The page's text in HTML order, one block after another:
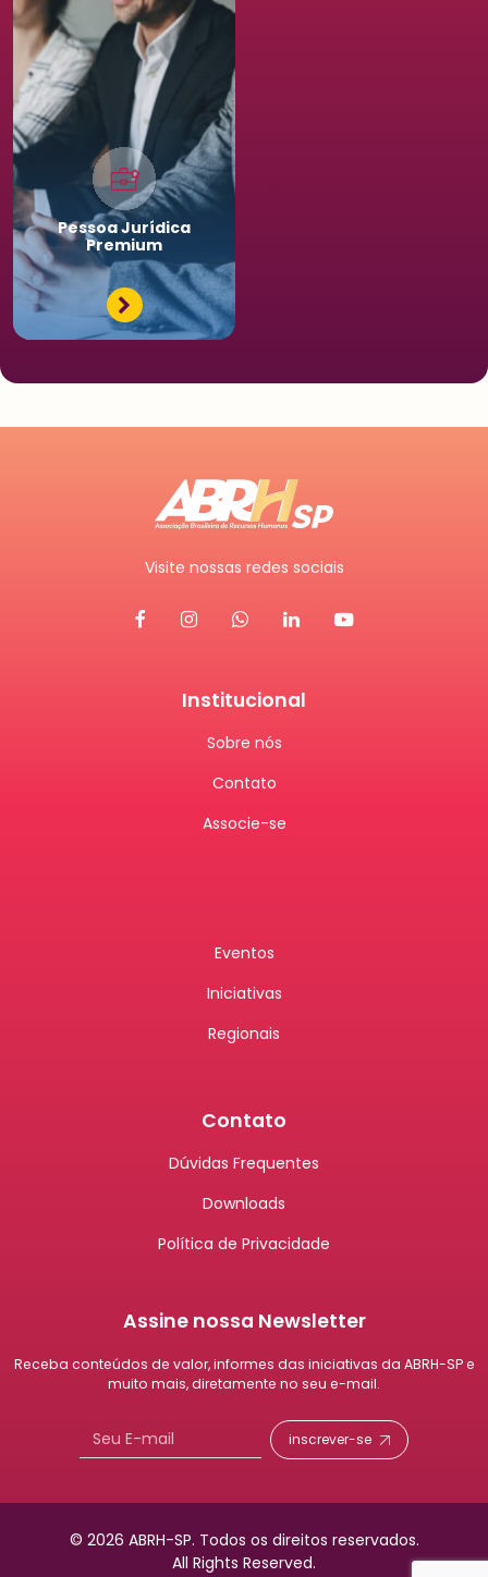
PessoaJurídica
Premium
Visite nossas redes sociais
Institucional
Sobre nós
Contato
Associe-se
Eventos
Iniciativas
Regionais
Contato
Dúvidas Frequentes
Downloads
Política de Privacidade
Assine nossa Newsletter
Receba conteúdos de valor, informes das iniciativas da ABRH-SP e
muito mais, diretamente no seu e-mail.
inscrever-se
© 2026 ABRH-SP. Todos os direitos reservados.
All Rights Reserved.